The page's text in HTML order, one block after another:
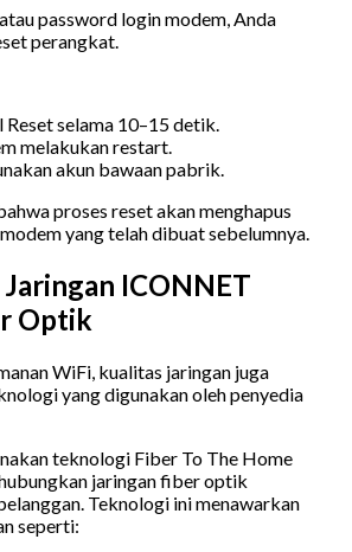
password login modem, Anda
perangkat.
selama 10–15 detik.
melakukan restart.
akun bawaan pabrik.
proses reset akan menghapus
yang telah dibuat sebelumnya.
ICONNET
Optik
WiFi, kualitas jaringan juga
yang digunakan oleh penyedia
teknologi Fiber To The Home
jaringan fiber optik
Teknologi ini menawarkan
seperti: